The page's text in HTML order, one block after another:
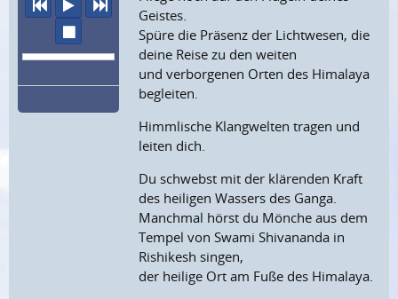
vorheriger Titel
Abspielennächster Titel
Wiedergabe stoppen
Geistes.
Spüre die Präsenz der Lichtwesen, die
deine Reisezu den weiten
und verborgenen Orten des Himalaya
begleiten.
Himmlische Klangwelten tragen und
leiten dich.
Du schwebst mit der klärenden Kraft
des heiligen Wassers des Ganga.
Manchmal hörst du Mönche aus dem
Tempel von Swami Shivananda in
Rishikesh singen,
der heilige Ort am Fuße des Himalaya.